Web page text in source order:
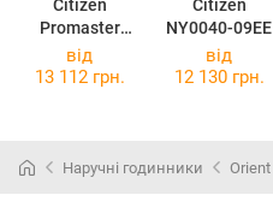
Citizen
Promaster
Diver
Automatic
Citizen
NY0040-09EE
від
13 112 грн.
від
12 130 грн.
Наручні годинники Orient